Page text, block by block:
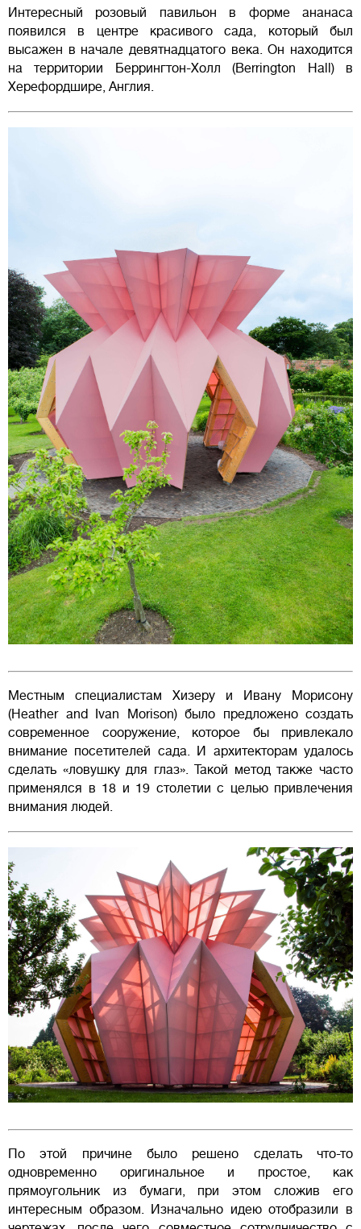
Интересный розовый павильон в форме ананаса
появился в центре красивого сада, который был
высажен в начале девятнадцатого века. Он находится
на территории Беррингтон-Холл (Berrington Hall) в
Херефордшире, Англия.
Местным специалистам Хизеру и Ивану Морисону
(Heather and Ivan Morison) было предложено создать
современное сооружение, которое бы привлекало
внимание посетителей сада. И архитекторам удалось
сделать «ловушку для глаз». Такой метод также часто
применялся в 18 и 19 столетии с целью привлечения
внимания людей.
По этой причине было решено сделать что-то
одновременно оригинальное и простое, как
прямоугольник из бумаги, при этом сложив его
интересным образом. Изначально идею отобразили в